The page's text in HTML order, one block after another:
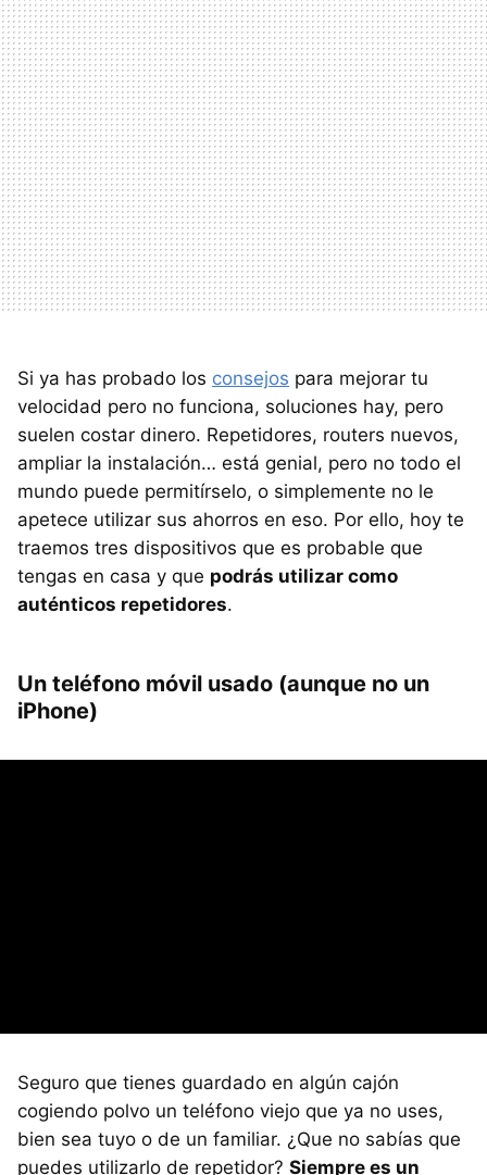
Si ya has probado los consejos para mejorar tu
velocidad pero no funciona, soluciones hay, pero
suelen costar dinero. Repetidores, routers nuevos,
ampliar la instalación… está genial, pero no todo el
mundo puede permitírselo, o simplemente no le
apetece utilizar sus ahorros en eso. Por ello, hoy te
traemos tres dispositivos que es probable que
tengas en casa y que podrás utilizar como
auténticos repetidores.
Un teléfono móvil usado (aunque no un
iPhone)
Seguro que tienes guardado en algún cajón
cogiendo polvo un teléfono viejo que ya no uses,
bien sea tuyo o de un familiar. ¿Que no sabías que
puedes utilizarlo de repetidor? Siempre es un